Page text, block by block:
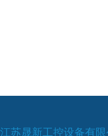
江苏晟新工控设备有限